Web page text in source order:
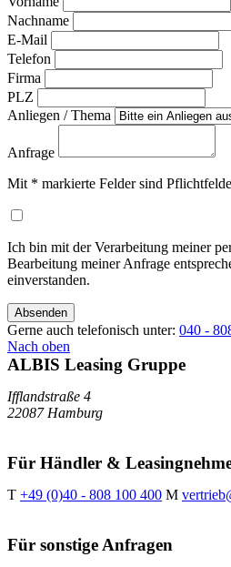
Nachname
E-Mail
Telefon
Firma
PLZ
Anliegen / Thema
Anfrage
Mit * markierte Felder sind
Ich bin mit der Verarbeitung meiner
Bearbeitung meiner Anfrage
einverstanden.
Absenden
Gerne auch telefonisch unter: 040 -
Nach oben
ALBIS Leasing Gruppe
Ifflandstraße 4
22087 Hamburg
Für Händler &
T +49 (0)40 - 808 100 400 M
Für sonstige Anfragen